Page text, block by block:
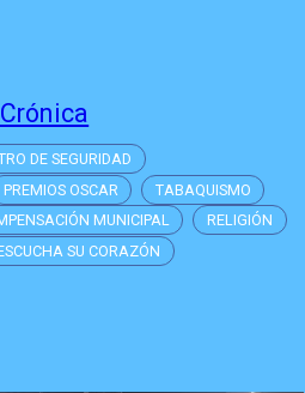
DE SEGURIDAD
PREMIOS OSCAR
TABAQUISMO
MUNICIPAL
RELIGIÓN
SU CORAZÓN